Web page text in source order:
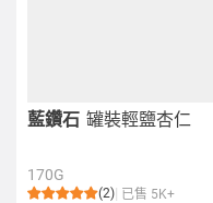
藍鑽石 罐裝輕鹽杏仁
170G
(2) 已售 5K+